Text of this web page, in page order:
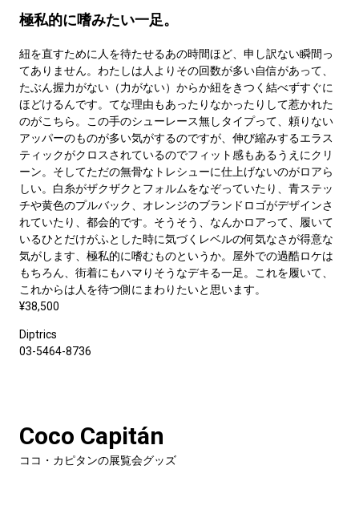
極私的に嗜みたい一足。
紐を直すために人を待たせるあの時間ほど、申し訳ない瞬間っ
てありません。わたしは人よりその回数が多い自信があって、
たぶん握力がない（力がない）からか紐をきつく結べずすぐに
ほどけるんです。てな理由もあったりなかったりして惹かれた
のがこちら。この手のシューレース無しタイプって、頼りない
アッパーのものが多い気がするのですが、伸び縮みするエラス
ティックがクロスされているのでフィット感もあるうえにクリ
ーン。そしてただの無骨なトレシューに仕上げないのがロアら
しい。白糸がザクザクとフォルムをなぞっていたり、青ステッ
チや黄色のプルバック、オレンジのブランドロゴがデザインさ
れていたり、都会的です。そうそう、なんかロアって、履いて
いるひとだけがふとした時に気づくレベルの何気なさが得意な
気がします、極私的に嗜むものというか。屋外での過酷ロケは
もちろん、街着にもハマりそうなデキる一足。これを履いて、
これからは人を待つ側にまわりたいと思います。
¥38,500
Diptrics
03-5464-8736
Coco Capitán
ココ・カピタンの展覧会グッズ